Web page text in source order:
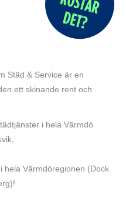
Städ & Service är en
ett skinande rent och
i hela Värmdö
hela Värmdöregionen (Dock